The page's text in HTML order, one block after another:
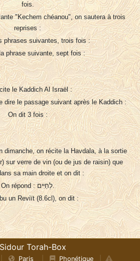
fois.
"Kechem chéanou", on sautera à trois
reprises :
phrases suivantes, trois fois :
phrase suivante, sept fois :
le Kaddich Al Israël :
dire le passage suivant après le Kaddich :
On dit 3 fois :
dimanche, on récite la Havdala, à la sortie
sur verre de vin (ou de jus de raisin) que
sa main droite et on dit :
On répond : לְחַיִּים.
un Reviït (8.6cl), on dit :
Torah-Box
Paris Phonétique